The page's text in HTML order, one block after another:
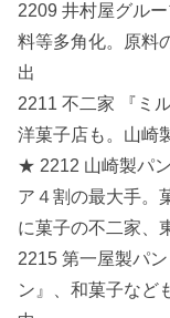
2209 井村屋グル
料等多角化。原料
出
2211 不二家 『ミ
洋菓子店も。山崎
★ 2212 山崎製パ
ア４割の最大手。
に菓子の不二家、
2215 第一屋製パ
ン』、和菓子など